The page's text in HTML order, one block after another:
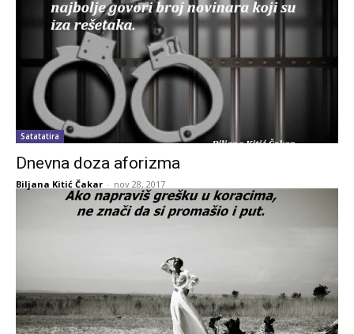
Satatatira
Dnevna doza aforizma
Biljana Kitić Čakar - nov 28, 2017